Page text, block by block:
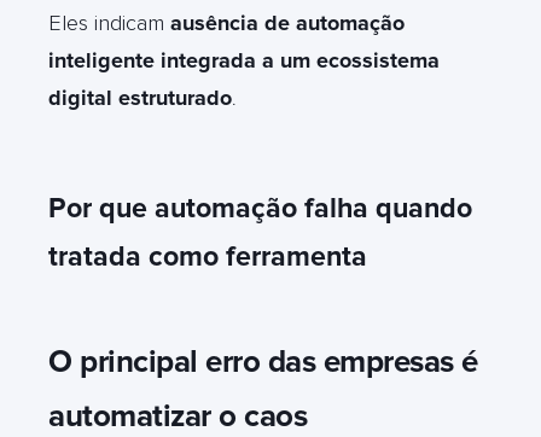
Eles indicam ausência de automação
inteligente integrada a um ecossistema
digital estruturado.
Por que automação falha quando
tratada como ferramenta
O principal erro das empresas é
automatizar o caos